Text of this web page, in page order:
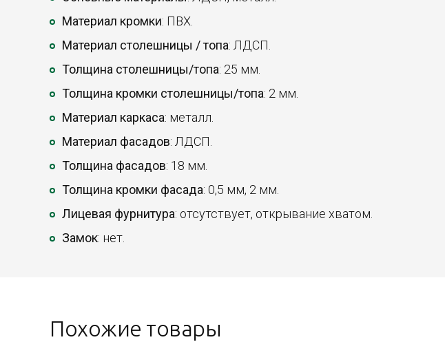
Материал кромки: ПВХ.
Материал столешницы / топа: ЛДСП.
Толщина столешницы/топа: 25 мм.
Толщина кромки столешницы/топа: 2 мм.
Материал каркаса: металл.
Материал фасадов: ЛДСП.
Толщина фасадов: 18 мм.
Толщина кромки фасада: 0,5 мм, 2 мм.
Лицевая фурнитура: отсутствует, открывание хватом.
Замок: нет.
Похожие товары